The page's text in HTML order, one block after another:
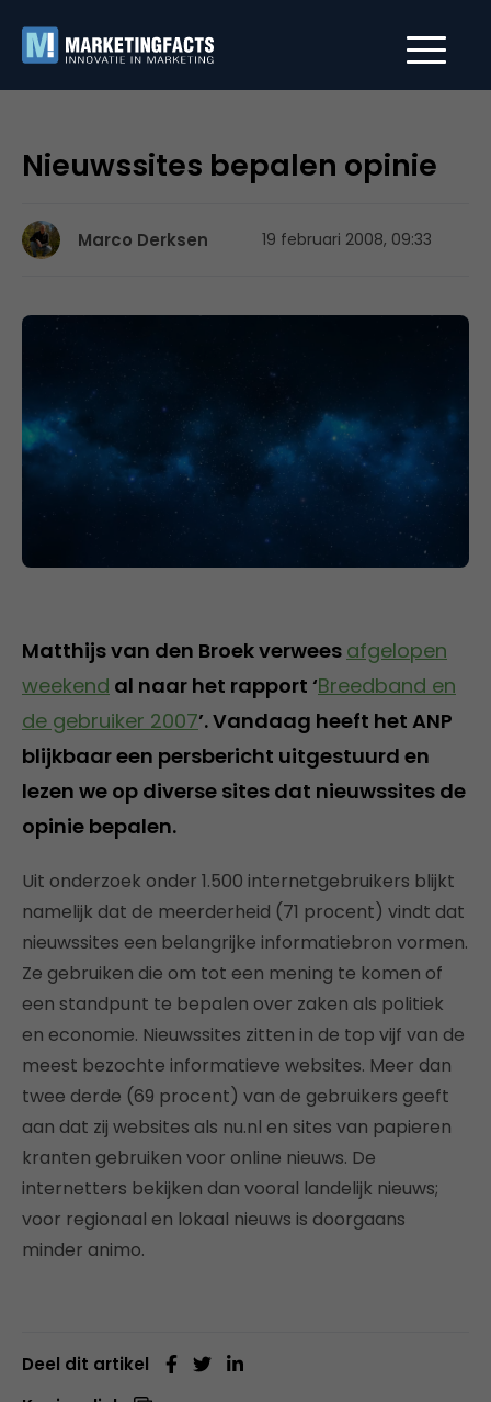
Nieuwssites bepalen opinie
Marco Derksen 19 februari 2008, 09:33
Matthijs van den Broek verwees afgelopen
weekend al naar het rapport ‘Breedband en
de gebruiker 2007’. Vandaag heeft het ANP
blijkbaar een persbericht uitgestuurd en
lezen we op diverse sites dat nieuwssites de
opinie bepalen.
Uit onderzoek onder 1.500 internetgebruikers blijkt
namelijk dat de meerderheid (71 procent) vindt dat
nieuwssites een belangrijke informatiebron vormen.
Ze gebruiken die om tot een mening te komen of
een standpunt te bepalen over zaken als politiek
en economie. Nieuwssites zitten in de top vijf van de
meest bezochte informatieve websites. Meer dan
twee derde (69 procent) van de gebruikers geeft
aan dat zij websites als nu.nl en sites van papieren
kranten gebruiken voor online nieuws. De
internetters bekijken dan vooral landelijk nieuws;
voor regionaal en lokaal nieuws is doorgaans
minder animo.
Deel dit artikel